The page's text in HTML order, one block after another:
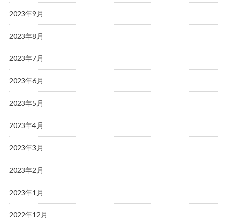
2023年9月
2023年8月
2023年7月
2023年6月
2023年5月
2023年4月
2023年3月
2023年2月
2023年1月
2022年12月